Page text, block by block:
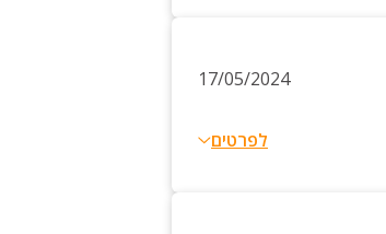
17/05/2024
לפרטים